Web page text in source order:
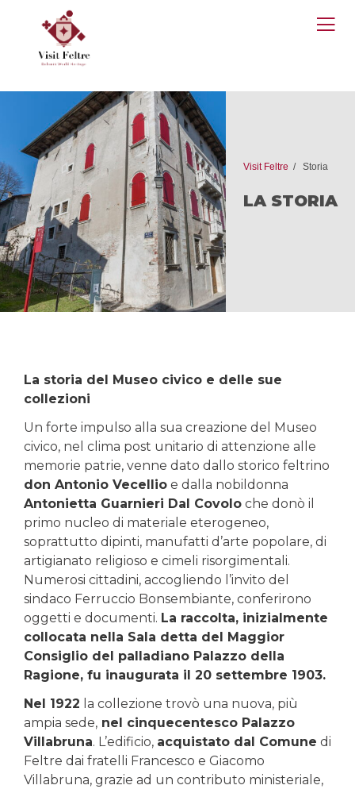
Visit Feltre Storia
LA STORIA
La storia del Museo civico e delle sue
collezioni
Un forte impulso alla sua creazione del Museo
civico, nel clima post unitario di attenzione alle
memorie patrie, venne dato dallo storico feltrino
don Antonio Vecellio e dalla nobildonna
Antonietta Guarnieri Dal Covolo che donò il
primo nucleo di materiale eterogeneo,
soprattutto dipinti, manufatti d’arte popolare, di
artigianato religioso e cimeli risorgimentali.
Numerosi cittadini, accogliendo l’invito del
sindaco Ferruccio Bonsembiante, conferirono
oggetti e documenti. La raccolta, inizialmente
collocata nella Sala detta del Maggior
Consiglio del palladiano Palazzo della
Ragione, fu inaugurata il 20 settembre 1903.
Nel 1922 la collezione trovò una nuova, più
ampia sede, nel cinquecentesco Palazzo
Villabruna. L’edificio, acquistato dal Comune di
Feltre dai fratelli Francesco e Giacomo
Villabruna, grazie ad un contributo ministeriale,